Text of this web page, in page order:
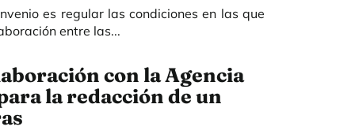
es regular las condiciones en las que
entre las...
con la Agencia
la redacción de un